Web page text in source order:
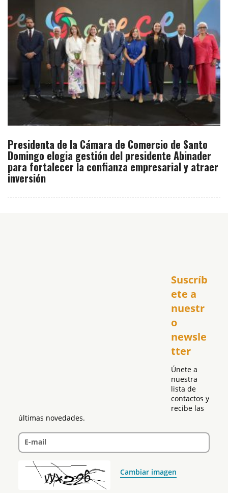
Presidenta de la Cámara de Comercio de Santo
Domingo elogia gestión del presidente Abinader
para fortalecer la confianza empresarial y atraer
inversión
Suscríb
ete a
nuestr
o
newsle
tter
Únete a
nuestra
lista de
contactos y
recibe las
últimas novedades.
E-mail
Cambiar imagen